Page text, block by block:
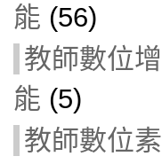
能 (56)
教師數位增
能 (5)
教師數位素